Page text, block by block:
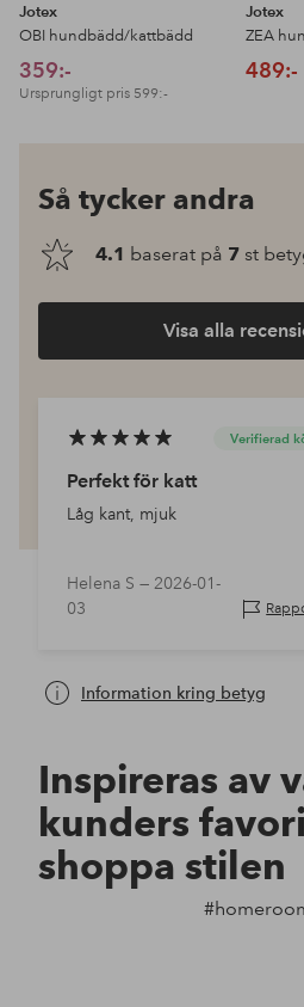
Jotex
OBI hundbädd/kattbädd
359:-
Ursprungligt pris 599:-
Jotex
ZEA
489:-
Så tycker andra
4.1 baserat på 7 st
Visa alla
Verifierad
Perfekt för katt
Låg kant, mjuk
Helena S — 2026-01-
03
Information kring betyg
Inspireras av
kunders
shoppa stilen